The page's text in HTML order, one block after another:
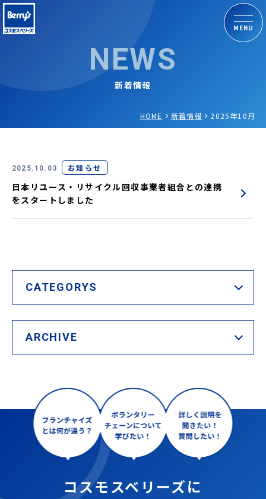
MENU
NEWS
新着情報
HOME 新着情報 2025年10月
2025.10.03 お知らせ
日本リユース・リサイクル回収事業者組合との連携
をスタートしました
CATEGORYS
ARCHIVE
コスモスベリーズに